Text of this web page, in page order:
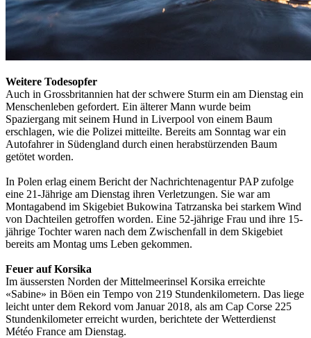
Weitere Todesopfer
Auch in Grossbritannien hat der schwere Sturm ein am Dienstag ein
Menschenleben gefordert. Ein älterer Mann wurde beim
Spaziergang mit seinem Hund in Liverpool von einem Baum
erschlagen, wie die Polizei mitteilte. Bereits am Sonntag war ein
Autofahrer in Südengland durch einen herabstürzenden Baum
getötet worden.
In Polen erlag einem Bericht der Nachrichtenagentur PAP zufolge
eine 21-Jährige am Dienstag ihren Verletzungen. Sie war am
Montagabend im Skigebiet Bukowina Tatrzanska bei starkem Wind
von Dachteilen getroffen worden. Eine 52-jährige Frau und ihre 15-
jährige Tochter waren nach dem Zwischenfall in dem Skigebiet
bereits am Montag ums Leben gekommen.
Feuer auf Korsika
Im äussersten Norden der Mittelmeerinsel Korsika erreichte
«Sabine» in Böen ein Tempo von 219 Stundenkilometern. Das liege
leicht unter dem Rekord vom Januar 2018, als am Cap Corse 225
Stundenkilometer erreicht wurden, berichtete der Wetterdienst
Météo France am Dienstag.